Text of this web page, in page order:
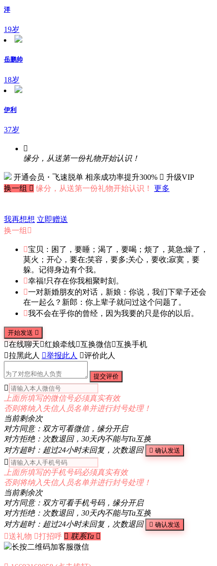
洋
19岁
岳鹏帅
18岁
伊利
37岁

缘分，从送第一份礼物开始认识！
开通会员・飞速脱单 相亲成功率提升300%  升级VIP
换一组  缘分，从送第一份礼物开始认识！ 更多
我再想想 立即赠送
换一组 
宝贝：困了，要睡；渴了，要喝；烦了，莫急;燥了，
莫火；开心，要在;笑容，要多;关心，要收;寂寞，要
躲。记得身边有个我。
幸福!只存在你我相聚时刻。
一对新婚朋友的对话，新娘：你说，我们下辈子还会
在一起么？新郎：你上辈子就问过这个问题了。
我不会在乎你的曾经，因为我要的只是你的以后。
开始发送 
在线聊天红娘牵线互换微信互换手机
拉黑此人 举报此人 评价此人
提交评价

上面所填写的微信号必须真实有效
否则将纳入失信人员名单并进行封号处理！
当前剩余次
对方同意：双方可看微信，缘分开启
对方拒绝：次数退回，30天内不能与Ta互换
对方超时：超过24小时未回复，次数退回
 确认发送

上面所填写的手机号码必须真实有效
否则将纳入失信人员名单并进行封号处理！
当前剩余次
对方同意：双方可看手机号码，缘分开启
对方拒绝：次数退回，30天内不能与Ta互换
对方超时：超过24小时未回复，次数退回
 确认发送
送礼物 打招呼  联系Ta 
长按二维码加客服微信